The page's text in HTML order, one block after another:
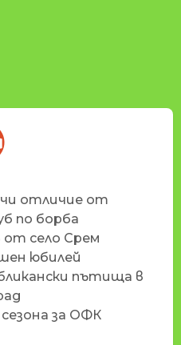
отличие от
по борба
село Срем
юбилей
пътища в
за ОФК